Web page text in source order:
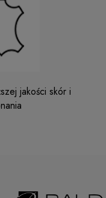
jakości skór i